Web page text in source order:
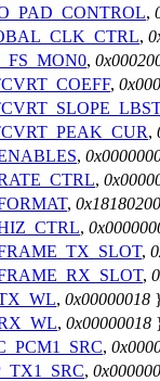
,
,
,
,
,
,
,
, 0x18180200
,
,
,
, 0x00000018
, 0x00000018
,
,